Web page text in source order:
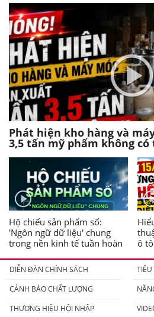
Phát hiện kho hàng và
3,5 tấn mỹ phẩm không
Hộ chiếu sản phẩm số:
'Ngôn ngữ dữ liệu' chung
trong nền kinh tế tuần hoàn
ô
DIỄN ĐÀN CHÍNH SÁCH
CẢNH BÁO CHẤT LƯỢNG
THƯƠNG HIỆU HỘI NHẬP